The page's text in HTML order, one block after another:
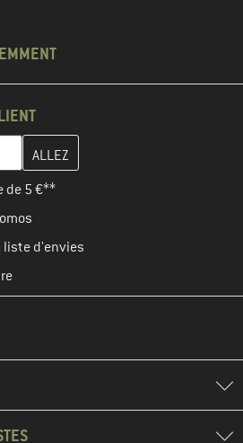
ici et créez votre compte client à la
de 5 €**
liste d'envies